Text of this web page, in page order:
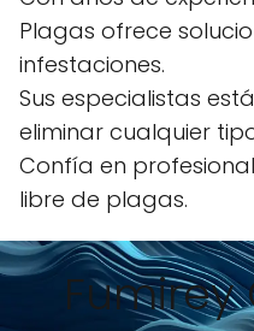
Plagas ofrece
infestaciones.
Sus especialistas
eliminar cualquier
Confía en
libre de plagas.
Fumirey